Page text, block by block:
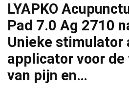
LYAPKO
Pad 7.0 Ag 2710
Unieke stimulator
applicator voor
van pijn en…